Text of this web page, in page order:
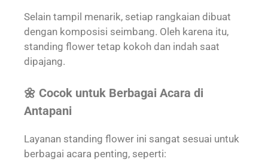
Selain tampil menarik, setiap rangkaian dibuat
dengan komposisi seimbang. Oleh karena itu,
standing flower tetap kokoh dan indah saat
dipajang.
🌼 Cocok untuk Berbagai Acara di
Antapani
Layanan standing flower ini sangat sesuai untuk
berbagai acara penting, seperti: